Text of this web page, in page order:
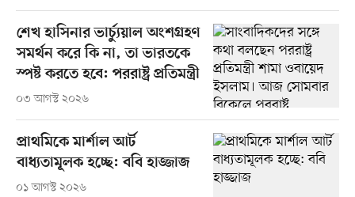
শেখ হাসিনার ভার্চ্যুয়াল অংশগ্রহণ
সমর্থন করে কি না, তা ভারতকে
স্পষ্ট করতে হবে: পররাষ্ট্র প্রতিমন্ত্রী
০৩ আগস্ট ২০২৬
প্রাথমিকে মার্শাল আর্ট
বাধ্যতামূলক হচ্ছে: ববি হাজ্জাজ
০১ আগস্ট ২০২৬